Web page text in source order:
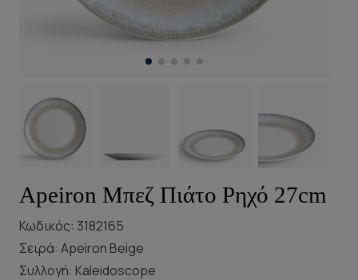
Apeiron Μπεζ Πιάτο Ρηχό 27cm
Κωδικός: 3182165
Σειρά: Apeiron Beige
Συλλογή: Kaleidoscope